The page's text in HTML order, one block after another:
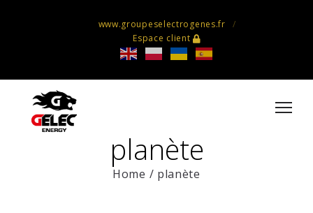
www.groupeselectrogenes.fr
Espace client
planète
Home / planète